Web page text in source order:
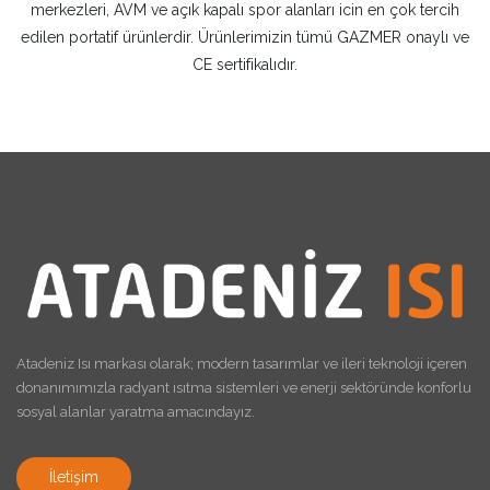
merkezleri, AVM ve açık kapalı spor alanları icin en çok tercih
edilen portatif ürünlerdir. Ürünlerimizin tümü GAZMER onaylı ve
CE sertifikalıdır.
Atadeniz Isı markası olarak; modern tasarımlar ve ileri teknoloji içeren
donanımımızla radyant ısıtma sistemleri ve enerji sektöründe konforlu
sosyal alanlar yaratma amacındayız.
İletişim